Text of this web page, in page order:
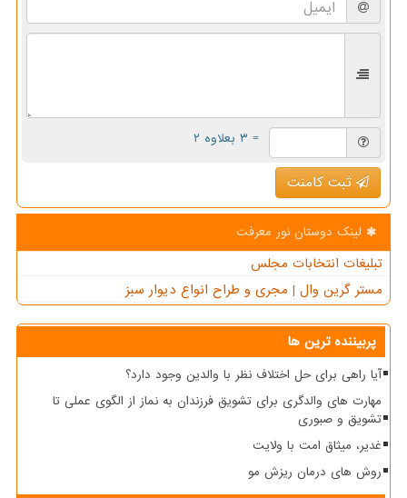
= ۳ بعلاوه ۲
ثبت کامنت
لینک دوستان نور معرفت
تبلیغات انتخابات مجلس
مستر گرین وال | مجری و طراح انواع دیوار سبز
پربیننده ترین ها
آیا راهی برای حل اختلاف نظر با والدین وجود دارد؟
مهارت های والدگری برای تشویق فرزندان به نماز از الگوی عملی تا
تشویق و صبوری
غدیر، میثاق امت با ولایت
روش های درمان ریزش مو